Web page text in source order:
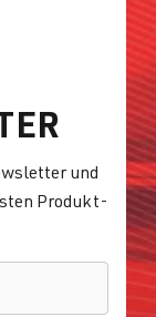
und
Produkt-